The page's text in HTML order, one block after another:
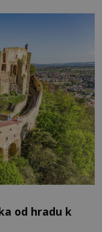
od hradu k